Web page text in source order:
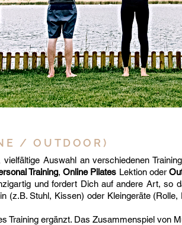
/ OUTDOOR)
Auswahl an verschiedenen
Training,Online Pilates Lektion oder
und fordert Dich auf andere Art, so
(z.B. Stuhl, Kissen) oder Kleingeräte
Training ergänzt. Das Zusammenspiel von